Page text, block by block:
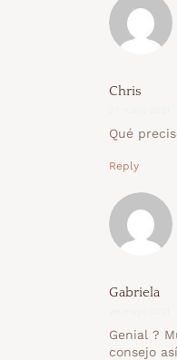
Chris
Qué
Reply
Gabriela
Genial ?
consejo